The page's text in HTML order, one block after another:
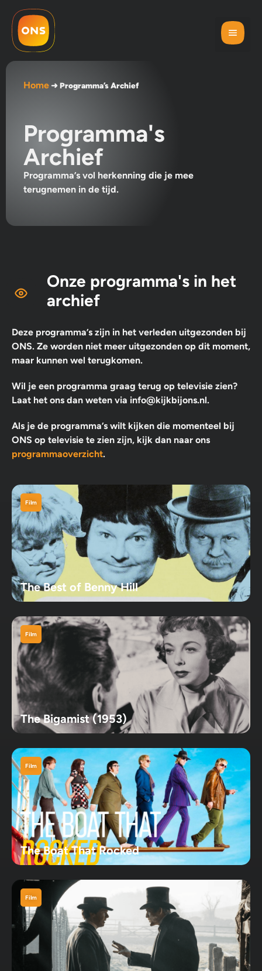
Home ➜Programma’s Archief
Programma's
Archief
Programma’s vol herkenning die je mee
terugnemen in de tijd.
Onze programma's in het
archief
Deze programma’s zijn in het verleden uitgezonden bij
ONS. Ze worden niet meer uitgezonden op dit moment,
maar kunnen wel terugkomen.
Wil je een programma graag terug op televisie zien?
Laat het ons dan weten via info@kijkbijons.nl.
Als je de programma’s wilt kijken die momenteel bij
ONS op televisie te zien zijn, kijk dan naar ons
programmaoverzicht.
The Best of Benny Hill
Film
The Bigamist (1953)
Film
The Boat That Rocked
Film
Film